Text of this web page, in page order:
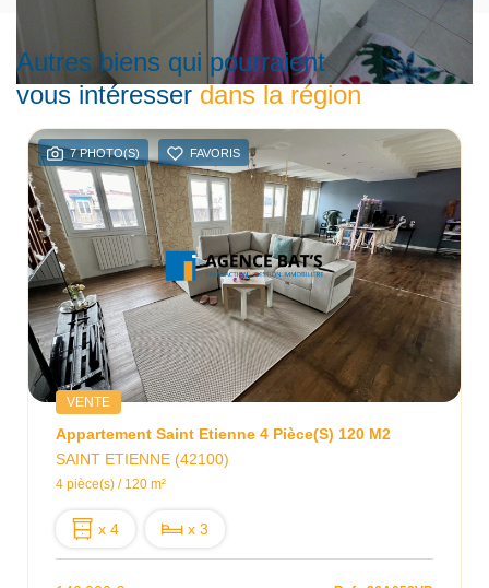
Autres biens qui pourraient
vous intéresser dans la région
7 PHOTO(S) FAVORIS
VENTE
Appartement Saint Etienne 4 Pièce(s) 120 M2
SAINT ETIENNE (42100)
4 pièce(s) / 120 m²
x 4 x 3